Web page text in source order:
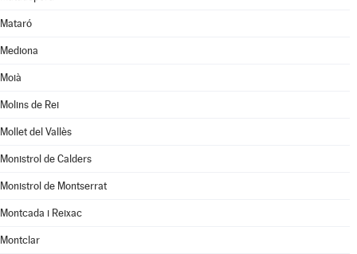
Mataró
Mediona
Moià
Molins de Rei
Mollet del Vallès
Monistrol de Calders
Monistrol de Montserrat
Montcada i Reixac
Montclar